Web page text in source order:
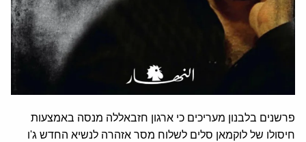
פרשנים בלבנון מעריכים כי ארגון חזבאללה מנסה באמצעות
חיסולו של לוקמאן סלים לשלוח מסר אזהרה לנשיא החדש ג'ו